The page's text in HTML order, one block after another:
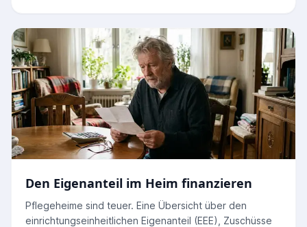
Den Eigenanteil im Heim finanzieren
Pflegeheime sind teuer. Eine Übersicht über den
einrichtungseinheitlichen Eigenanteil (EEE), Zuschüsse